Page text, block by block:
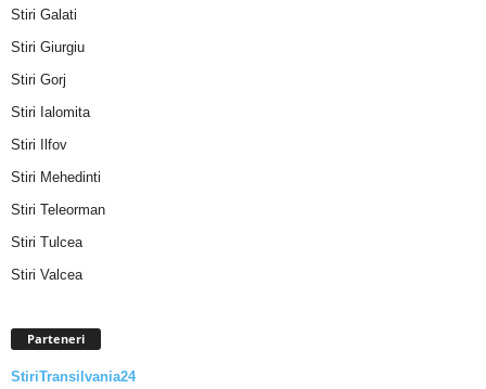
Stiri Galati
Stiri Giurgiu
Stiri Gorj
Stiri Ialomita
Stiri Ilfov
Stiri Mehedinti
Stiri Teleorman
Stiri Tulcea
Stiri Valcea
Parteneri
StiriTransilvania24